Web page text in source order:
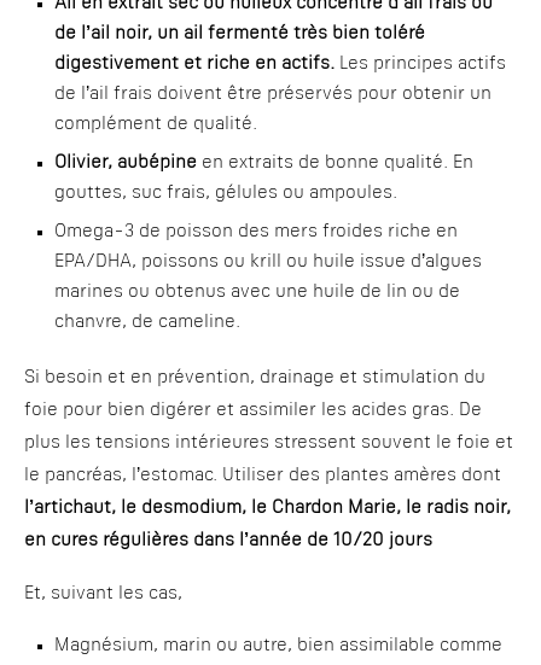
Ail en extrait sec ou huileux concentré d’ail frais ou
de l’ail noir, un ail fermenté très bien toléré
digestivement et riche en actifs. Les principes actifs
de l’ail frais doivent être préservés pour obtenir un
complément de qualité.
Olivier, aubépine en extraits de bonne qualité. En
gouttes, suc frais, gélules ou ampoules.
Omega-3 de poisson des mers froides riche en
EPA/DHA, poissons ou krill ou huile issue d’algues
marines ou obtenus avec une huile de lin ou de
chanvre, de cameline.
Si besoin et en prévention, drainage et stimulation du
foie pour bien digérer et assimiler les acides gras. De
plus les tensions intérieures stressent souvent le foie et
le pancréas, l’estomac. Utiliser des plantes amères dont
l’artichaut, le desmodium, le Chardon Marie, le radis noir,
en cures régulières dans l’année de 10/20 jours
Et, suivant les cas,
Magnésium, marin ou autre, bien assimilable comme